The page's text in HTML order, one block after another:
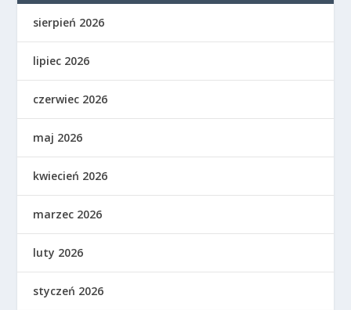
sierpień 2026
lipiec 2026
czerwiec 2026
maj 2026
kwiecień 2026
marzec 2026
luty 2026
styczeń 2026